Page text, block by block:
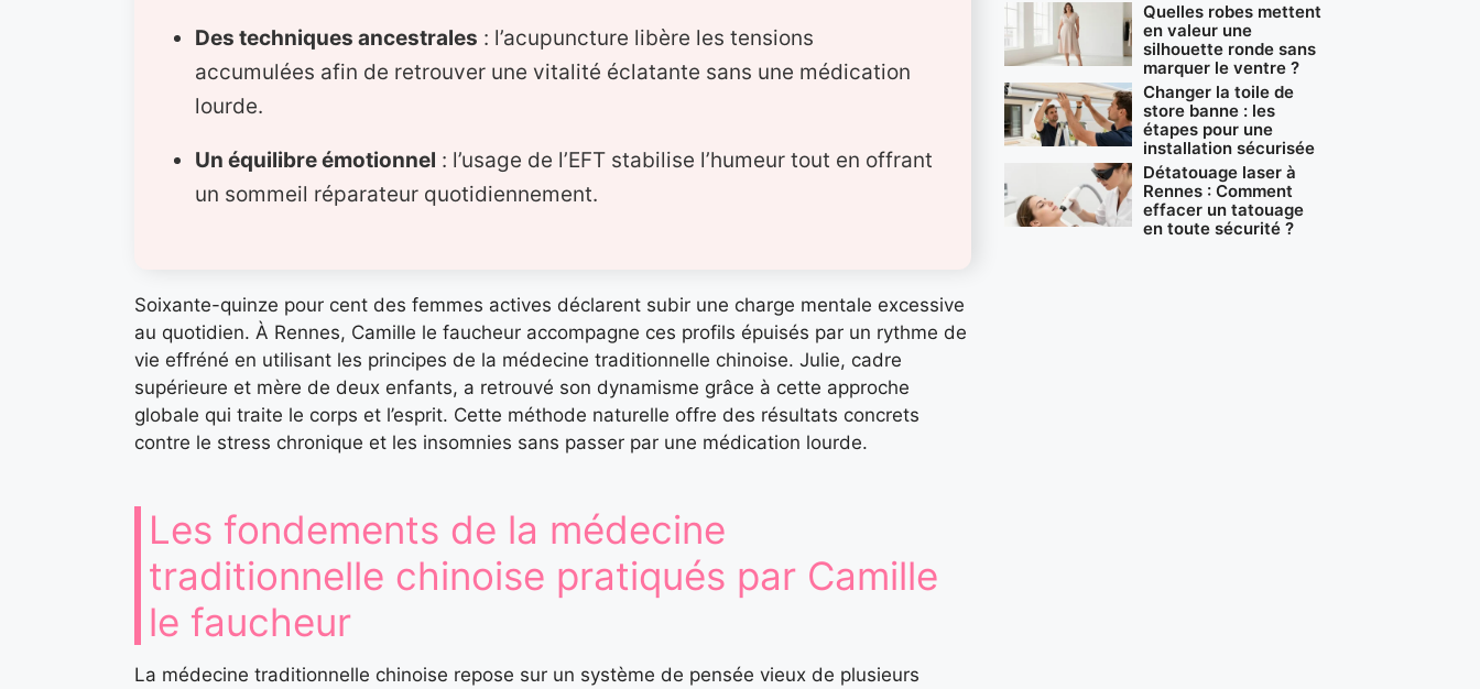
Des techniques ancestrales : l’acupuncture libère les tensions
accumulées afin de retrouver une vitalité éclatante sans une médication
lourde.
Un équilibre émotionnel : l’usage de l’EFT stabilise l’humeur tout en offrant
un sommeil réparateur quotidiennement.
Soixante-quinze pour cent des femmes actives déclarent subir une charge mentale excessive
au quotidien. À Rennes, Camille le faucheur accompagne ces profils épuisés par un rythme de
vie effréné en utilisant les principes de la médecine traditionnelle chinoise. Julie, cadre
supérieure et mère de deux enfants, a retrouvé son dynamisme grâce à cette approche
globale qui traite le corps et l’esprit. Cette méthode naturelle offre des résultats concrets
contre le stress chronique et les insomnies sans passer par une médication lourde.
Les fondements de la médecine
traditionnelle chinoise pratiqués par Camille
le faucheur
La médecine traditionnelle chinoise repose sur un système de pensée vieux de plusieurs
Quelles robes mettent
en valeur une
silhouette ronde sans
marquer le ventre ?
Changer la toile de
store banne : les
étapes pour une
installation sécurisée
Détatouage laser à
Rennes : Comment
effacer un tatouage
en toute sécurité ?